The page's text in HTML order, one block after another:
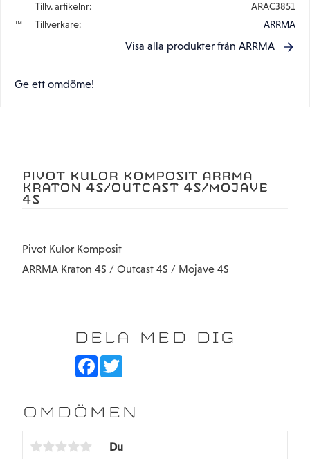
Tillv. artikelnr
ARAC3851
Tillverkare
ARRMA
Visa alla produkter från ARRMA
Ge ett omdöme!
PIVOT KULOR KOMPOSIT ARRMA
KRATON 4S/OUTCAST 4S/MOJAVE
4S
Pivot Kulor Komposit
ARRMA Kraton 4S / Outcast 4S / Mojave 4S
DELA MED DIG
F
b
o
T
t
e
OMDÖMEN
Du